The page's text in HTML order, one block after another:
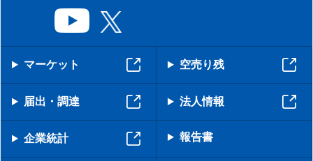
マーケット 空売り残
届出・調達 法人情報
企業統計 報告書